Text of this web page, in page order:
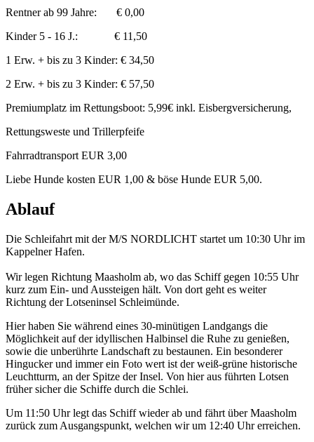
Rentner ab 99 Jahre: € 0,00
Kinder 5 - 16 J.: € 11,50
1 Erw. + bis zu 3 Kinder: € 34,50
2 Erw. + bis zu 3 Kinder: € 57,50
Premiumplatz im Rettungsboot: 5,99€ inkl. Eisbergversicherung,
Rettungsweste und Trillerpfeife
Fahrradtransport EUR 3,00
Liebe Hunde kosten EUR 1,00 & böse Hunde EUR 5,00.
Ablauf
Die Schleifahrt mit der M/S NORDLICHT startet um 10:30 Uhr im
Kappelner Hafen.
Wir legen Richtung Maasholm ab, wo das Schiff gegen 10:55 Uhr
kurz zum Ein- und Aussteigen hält. Von dort geht es weiter
Richtung der Lotseninsel Schleimünde.
Hier haben Sie während eines 30-minütigen Landgangs die
Möglichkeit auf der idyllischen Halbinsel die Ruhe zu genießen,
sowie die unberührte Landschaft zu bestaunen. Ein besonderer
Hingucker und immer ein Foto wert ist der weiß-grüne historische
Leuchtturm, an der Spitze der Insel. Von hier aus führten Lotsen
früher sicher die Schiffe durch die Schlei.
Um 11:50 Uhr legt das Schiff wieder ab und fährt über Maasholm
zurück zum Ausgangspunkt, welchen wir um 12:40 Uhr erreichen.